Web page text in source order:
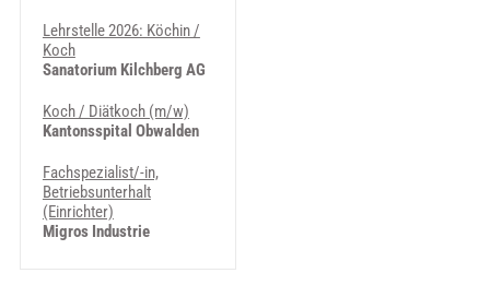
Lehrstelle 2026: Köchin /
Koch
Sanatorium Kilchberg AG
Koch / Diätkoch (m/w)
Kantonsspital Obwalden
Fachspezialist/-in,
Betriebsunterhalt
(Einrichter)
Migros Industrie